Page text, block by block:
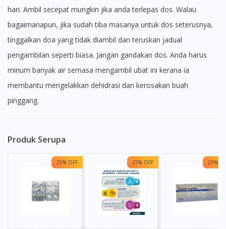
hari. Ambil secepat mungkin jika anda terlepas dos. Walau
bagaimanapun, jika sudah tiba masanya untuk dos seterusnya,
tinggalkan doa yang tidak diambil dan teruskan jadual
pengambilan seperti biasa. Jangan gandakan dos. Anda harus
minum banyak air semasa mengambil ubat ini kerana ia
membantu mengelakkan dehidrasi dan kerosakan buah
pinggang.
Produk Serupa
25% OFF 25% OFF 25%